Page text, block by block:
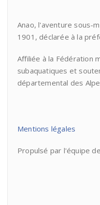
Anao, l'aventure sous-
1901, déclarée à la
Affiliée à la Fédération
subaquatiques et
départemental des
Mentions légales
Propulsé par l'équipe de